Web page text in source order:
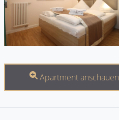
Apartment anschauen